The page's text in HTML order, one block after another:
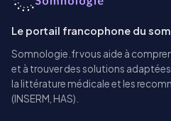
Le portail francophone du
Somnologie.fr vous aide à
et à trouver des solutions
la littérature médicale et les
(INSERM, HAS).